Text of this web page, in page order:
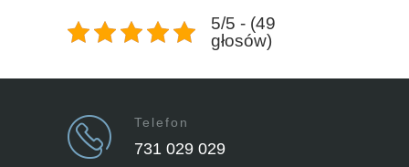
5/5 - (49
głosów)
Telefon
731 029 029